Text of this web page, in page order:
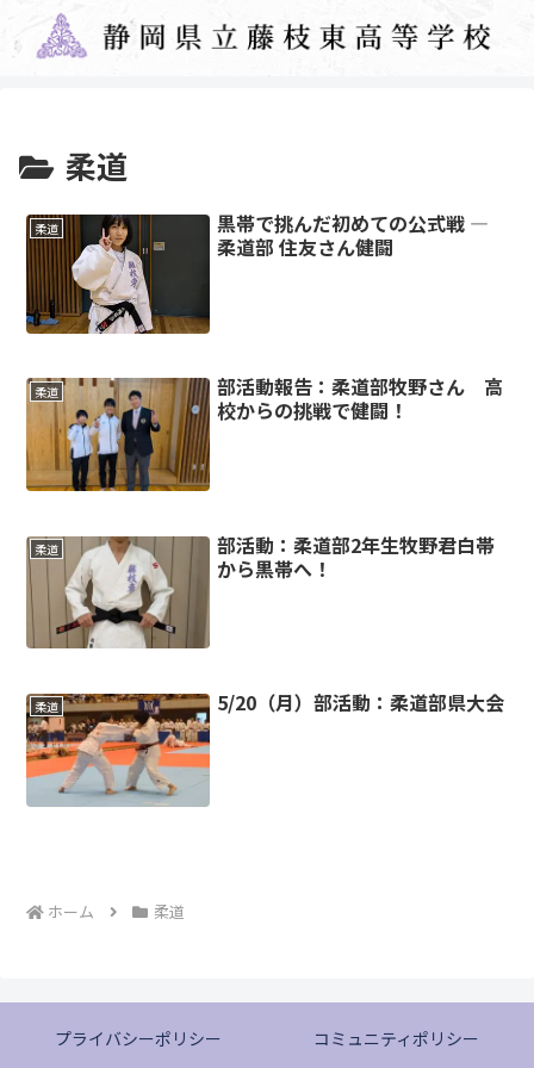
柔道
柔道
黒帯で挑んだ初めての公式戦 ―
柔道部 住友さん健闘
柔道
部活動報告：柔道部牧野さん 高
校からの挑戦で健闘！
柔道
部活動：柔道部2年生牧野君白帯
から黒帯へ！
柔道 5/20（月）部活動：柔道部県大会
ホーム 柔道
プライバシーポリシー コミュニティポリシー